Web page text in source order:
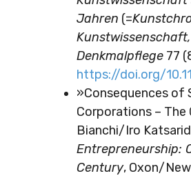
Jahren (=
Denkmalpflege77
https://doi.org/
»Consequences of
Corporations – The
Bianchi/Iro
Entrepreneurship:
Century, Oxon/